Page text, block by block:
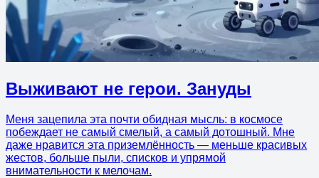
Выживают не герои. Зануды
Меня зацепила эта почти обидная мысль: в космосе
побеждает не самый смелый, а самый дотошный. Мне
даже нравится эта приземлённость — меньше красивых
жестов, больше пыли, списков и упрямой
внимательности к мелочам.